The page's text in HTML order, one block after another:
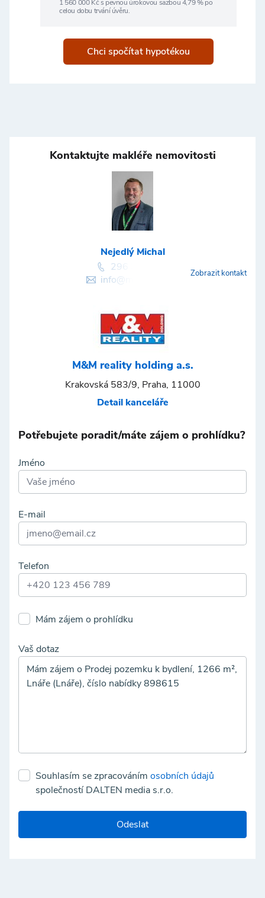
1 560 000Kč s pevnou úrokovou sazbou4,79% po
celou dobu trvání úvěru.
Chci spočítat hypotékou
Kontaktujte makléře nemovitosti
Nejedlý Michal
296 399 006
info@mmreality.cz
Zobrazit kontakt
M&M reality holding a.s.
Krakovská 583/9, Praha, 11000
Detail kanceláře
Potřebujete poradit/máte zájem o prohlídku?
Jméno
E-mail
Telefon
Mám zájem o prohlídku
Vaš dotaz
Souhlasím se zpracováním osobních údajů
společností DALTEN media s.r.o.
Odeslat